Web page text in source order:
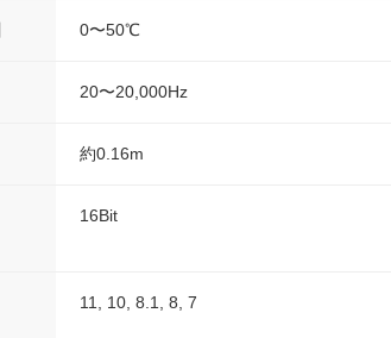
0〜50℃
20〜20,000Hz
約0.16m
16Bit
11, 10, 8.1, 8, 7